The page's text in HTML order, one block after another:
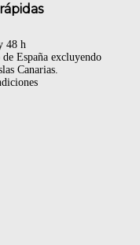
48 h
España excluyendo
Canarias.